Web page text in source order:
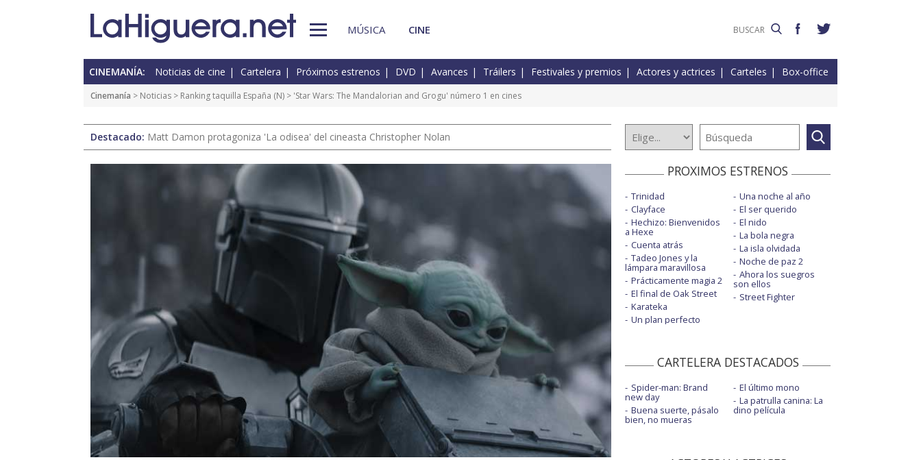
MÚSICA CINE
CINEMANÍA: Noticias de cine Cartelera Próximos estrenos DVD Avances Tráilers Festivales y premios Actores y actrices Carteles Box-office
Cinemanía > Noticias > Ranking taquilla España (N) > 'Star Wars: The Mandalorian and Grogu' número 1 en cines
Destacado: Matt Damon protagoniza 'La odisea' del cineasta Christopher Nolan
PROXIMOS ESTRENOS
Trinidad
Clayface
Hechizo: Bienvenidos
a Hexe
Cuenta atrás
Tadeo Jones y la
lámpara maravillosa
Prácticamente magia 2
El final de Oak Street
Karateka
Un plan perfecto
Una noche al año
El ser querido
El nido
La bola negra
La isla olvidada
Noche de paz 2
Ahora los suegros
son ellos
Street Fighter
CARTELERA DESTACADOS
Spider-man: Brand
new day
Buena suerte, pásalo
bien, no mueras
El último mono
La patrulla canina: La
dino película